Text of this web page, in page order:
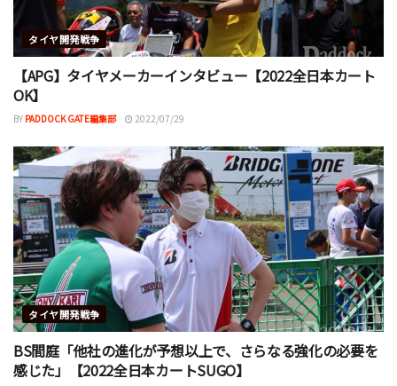
タイヤ開発戦争
【APG】タイヤメーカーインタビュー【2022全日本カート
OK】
BY PADDOCK GATE編集部 2022/07/29
タイヤ開発戦争
BS間庭「他社の進化が予想以上で、さらなる強化の必要を
感じた」【2022全日本カートSUGO】